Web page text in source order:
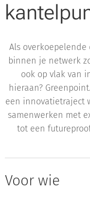
Als
binnen je netwerk
ook op vlak van
hieraan?
een innovatietraject
samenwerken met
tot een
Voor wie